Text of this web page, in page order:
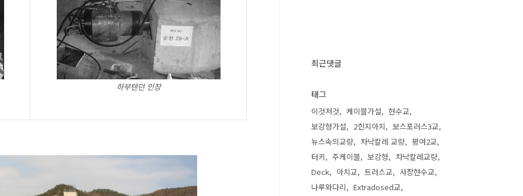
하부텐던 인장
최근댓글
태그
이것저것 케이블가설
현수교
보강형가설
2힌지아치
보스포러스3교
뉴스속의교량
차낙칼레 교량
평여2교
터키
주케이블 보강형
차낙칼레교량
Deck
아치교 트러스교
사장현수교
나루와다리
Extradosed교